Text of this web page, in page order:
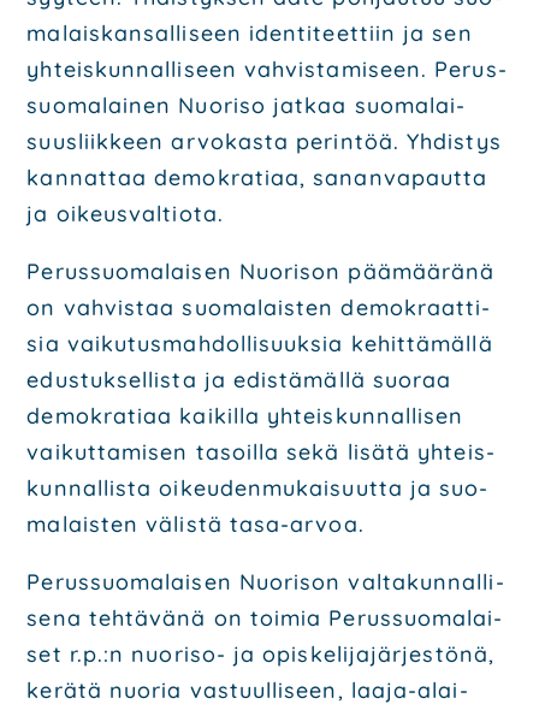
ma­lais­kan­sal­li­seen iden­ti­teet­tiin ja sen
yhteis­kun­nal­li­seen vah­vis­ta­mi­seen. Perus­
suo­ma­lai­nen Nuo­ri­so jat­kaa suo­ma­lai­
suus­liik­keen arvo­kas­ta perin­töä. Yhdis­tys
kan­nat­taa demo­kra­ti­aa, sanan­va­paut­ta
ja oikeus­val­tio­ta.
Perus­suo­ma­lai­sen Nuo­ri­son pää­mää­rä­nä
on vah­vis­taa suo­ma­lais­ten demo­kraat­ti­
sia vai­ku­tus­mah­dol­li­suuk­sia kehit­tä­mäl­lä
edus­tuk­sel­lis­ta ja edis­tä­mäl­lä suo­raa
demo­kra­ti­aa kai­kil­la yhteis­kun­nal­li­sen
vai­kut­ta­mi­sen tasoil­la sekä lisä­tä yhteis­
kun­nal­lis­ta oikeu­den­mu­kai­suut­ta ja suo­
ma­lais­ten välis­tä tasa-arvoa.
Perus­suo­ma­lai­sen Nuo­ri­son val­ta­kun­nal­li­
se­na teh­tä­vä­nä on toi­mia Perus­suo­ma­lai­
set r.p.:n nuo­ri­so- ja opis­ke­li­ja­jär­jes­tö­nä,
kerä­tä nuo­ria vas­tuul­li­seen, laa­ja-alai­